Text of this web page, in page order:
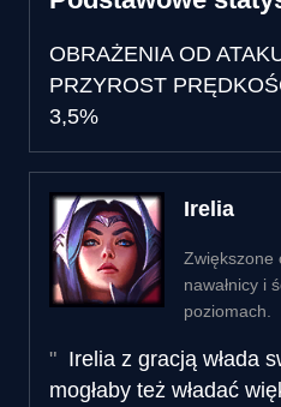
OBRAŻENIA OD
PRZYROST
3,5%
Irelia
Zwiększone
nawałnicy i
poziomach.
Irelia z gracją włada
mogłaby też władać